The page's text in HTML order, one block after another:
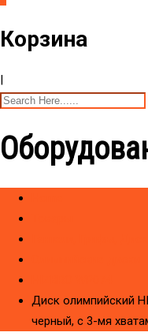
Корзина
Диск олимпийский
черный, с 3-мя